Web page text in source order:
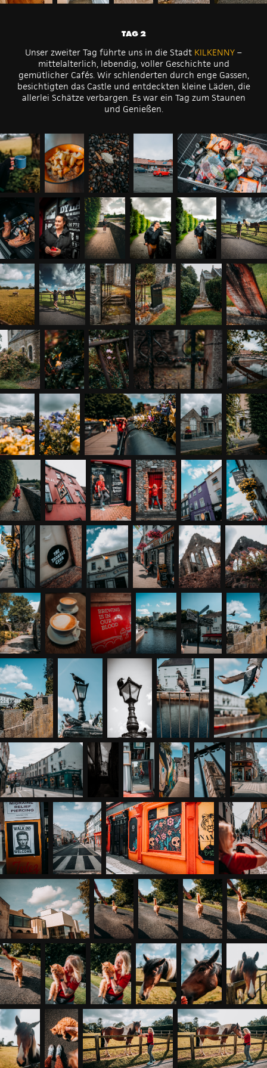
TAG 2
Unser zweiter Tag führte uns in die Stadt KILKENNY –
mittelalterlich, lebendig, voller Geschichte und
gemütlicher Cafés. Wir schlenderten durch enge Gassen,
besichtigten das Castle und entdeckten kleine Läden, die
allerlei Schätze verbargen. Es war ein Tag zum Staunen
und Genießen.